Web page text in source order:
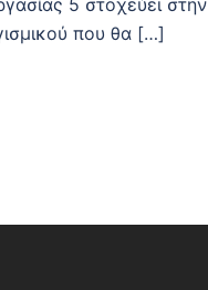
5 στοχεύει στην
που θα […]